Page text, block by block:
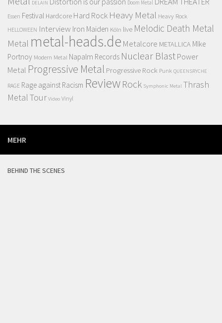
DELAIN Doom Metal
Essen Festival Hardcore Hard Rock Heavy Metal Heavy Rock
HELLOWEEN Interview Iron Maiden Köln live Melodic Death Metal
Metal metal-heads.de Metalcore METALLICA MIke
Portnoy Modern Metal Napalm Records Nuclear Blast Power
Metal Progressive Metal Progressive Rock Punk QUEENSRYCHE
RAGE Rage against Racism Review Rock Symphonic Metal Thrash
MetalTour Video Vinyl
MEHR
BEHIND THE SCENES